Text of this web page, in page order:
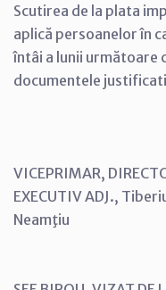
Scutirea de la plata
aplică persoanelor în
întâi a lunii următoare
documentele
VICEPRIMAR,
EXECUTIV ADJ.,
Neamţiu